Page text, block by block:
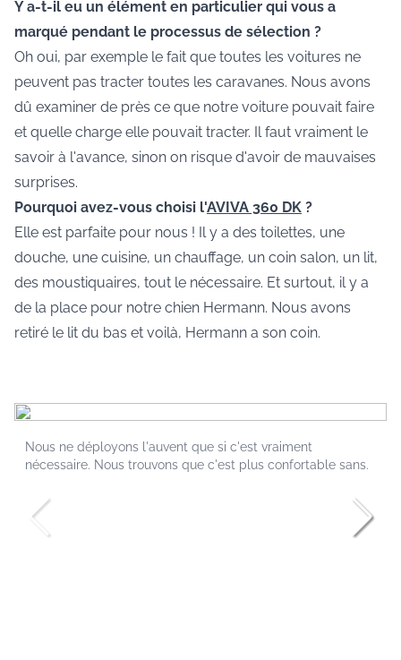
Y a-t-il eu un élément en particulier qui vous a
marqué pendant le processus de sélection ?
Oh oui, par exemple le fait que toutes les voitures ne
peuvent pas tracter toutes les caravanes. Nous avons
dû examiner de près ce que notre voiture pouvait faire
et quelle charge elle pouvait tracter. Il faut vraiment le
savoir à l'avance, sinon on risque d'avoir de mauvaises
surprises.
Pourquoi avez-vous choisi l'AVIVA 360 DK ?
Elle est parfaite pour nous ! Il y a des toilettes, une
douche, une cuisine, un chauffage, un coin salon, un lit,
des moustiquaires, tout le nécessaire. Et surtout, il y a
de la place pour notre chien Hermann. Nous avons
retiré le lit du bas et voilà, Hermann a son coin.
Nous ne déployons l'auvent que si c'est vraiment
nécessaire. Nous trouvons que c'est plus confortable sans.